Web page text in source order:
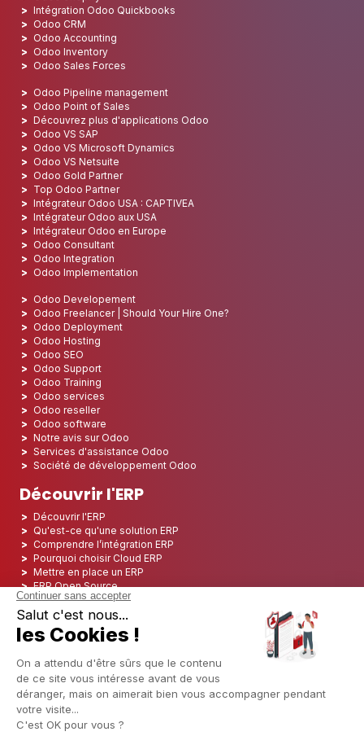
Intégration Odoo Quickbooks
Odoo CRM
Odoo Accounting
Odoo Inventory
Odoo Sales Forces
Odoo Pipeline management
Odoo Point of Sales
Découvrez plus d'applications Odoo
Odoo VS SAP
Odoo VS Microsoft Dynamics
Odoo VS Netsuite
Odoo Gold Partner
Top Odoo Partner
Intégrateur Odoo USA : CAPTIVEA
Intégrateur Odoo aux USA
Intégrateur Odoo en Europe
Odoo Consultant
Odoo Integration
Odoo Implementation
Odoo Developement
Odoo Freelancer | Should Your Hire One?
Odoo Deployment
Odoo Hosting
Odoo SEO
Odoo Support
Odoo Training
Odoo services
Odoo reseller
Odoo software
Notre avis sur Odoo
Services d'assistance Odoo
Société de développement Odoo
Découvrir l'ERP
Découvrir l'ERP
Qu'est-ce qu'une solution ERP
Comprendre l’intégration ERP
Pourquoi choisir Cloud ERP
Mettre en place un ERP
ERP Open Source
Logiciel ERP Open Source
Top 5 des ERP Open Source
ERP Deployment
ERP Implementation
ERP Consulting
ERP Project
ERP System